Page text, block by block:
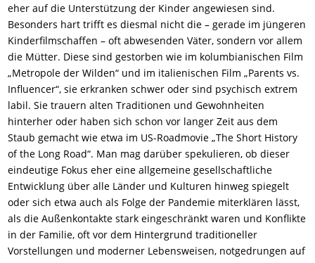
eher auf die Unterstützung der Kinder angewiesen sind.
Besonders hart trifft es diesmal nicht die – gerade im jüngeren
Kinderfilmschaffen – oft abwesenden Väter, sondern vor allem
die Mütter. Diese sind gestorben wie im kolumbianischen Film
„Metropole der Wilden“ und im italienischen Film „Parents vs.
Influencer“, sie erkranken schwer oder sind psychisch extrem
labil. Sie trauern alten Traditionen und Gewohnheiten
hinterher oder haben sich schon vor langer Zeit aus dem
Staub gemacht wie etwa im US-Roadmovie „The Short History
of the Long Road“. Man mag darüber spekulieren, ob dieser
eindeutige Fokus eher eine allgemeine gesellschaftliche
Entwicklung über alle Länder und Kulturen hinweg spiegelt
oder sich etwa auch als Folge der Pandemie miterklären lässt,
als die Außenkontakte stark eingeschränkt waren und Konflikte
in der Familie, oft vor dem Hintergrund traditioneller
Vorstellungen und moderner Lebensweisen, notgedrungen auf